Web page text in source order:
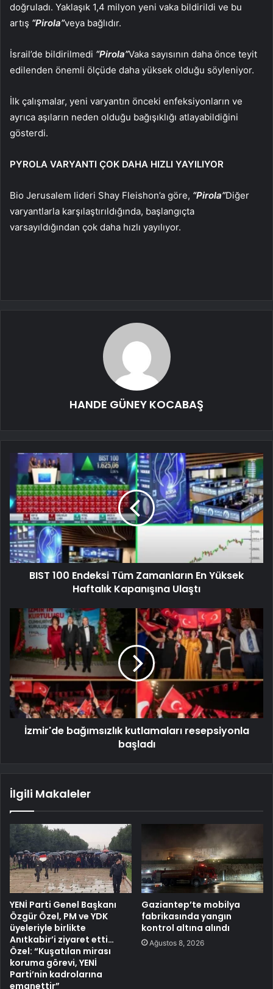
doğruladı. Yaklaşık 1,4 milyon yeni vaka bildirildi ve bu
artış “Pirola”veya bağlıdır.
İsrail’de bildirilmedi “Pirola”Vaka sayısının daha önce teyit
edilenden önemli ölçüde daha yüksek olduğu söyleniyor.
İlk çalışmalar, yeni varyantın önceki enfeksiyonların ve
ayrıca aşıların neden olduğu bağışıklığı atlayabildiğini
gösterdi.
PYROLA VARYANTI ÇOK DAHA HIZLI YAYILIYOR
Bio Jerusalem lideri Shay Fleishon’a göre, “Pirola”Diğer
varyantlarla karşılaştırıldığında, başlangıçta
varsayıldığından çok daha hızlı yayılıyor.
HANDE GÜNEY KOCABAŞ
BIST 100 Endeksi Tüm Zamanların En Yüksek
Haftalık Kapanışına Ulaştı
İzmir'de bağımsızlık kutlamaları resepsiyonla
başladı
İlgili Makaleler
YENİ Parti Genel Başkanı
Özgür Özel, PM ve YDK
üyeleriyle birlikte
Anıtkabir’i ziyaret etti…
Özel: “Kuşatılan mirası
koruma görevi, YENİ
Parti’nin kadrolarına
emanettir”
Gaziantep’te mobilya
fabrikasında yangın
kontrol altına alındı
Ağustos 8, 2026